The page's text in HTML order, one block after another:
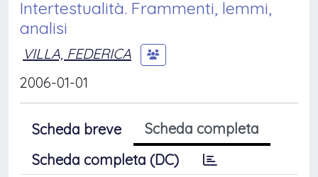
Intertestualità. Frammenti, lemmi,
analisi
VILLA, FEDERICA
2006-01-01
Scheda breve
Scheda completa
Scheda completa (DC)